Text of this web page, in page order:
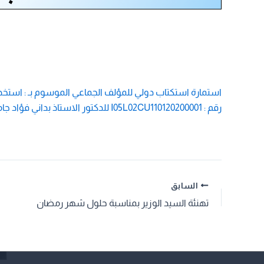
رقم : I05L02CU110120200001 للدكتور الاستاذ بداني فؤاد جامعة تامنغست
السابق
تهنئة السيد الوزير بمناسبة حلول شهر رمضان